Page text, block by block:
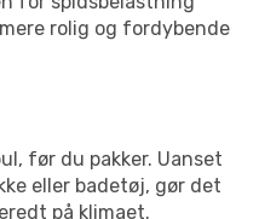
rolig og fordybende
før du pakker. Uanset
eller badetøj, gør det
på klimaet.